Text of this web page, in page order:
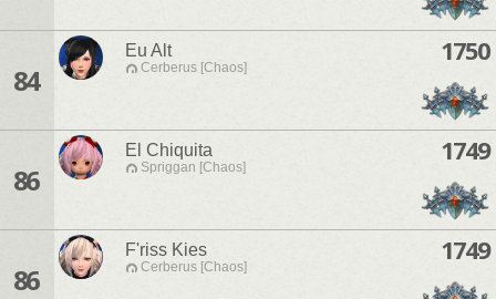
84
Eu Alt
Cerberus [Chaos]
1750
86
El Chiquita
Spriggan [Chaos]
1749
86
F'riss Kies
Cerberus [Chaos]
1749